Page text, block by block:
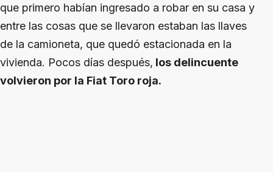
que primero habían ingresado a robar en su casa y
entre las cosas que se llevaron estaban las llaves
de la camioneta, que quedó estacionada en la
vivienda. Pocos días después, los delincuente
volvieron por la Fiat Toro roja.